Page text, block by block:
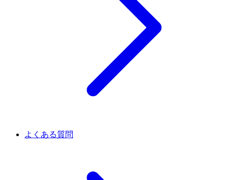
よくある質問